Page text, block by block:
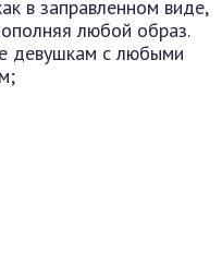
в заправленном виде,
любой образ.
девушкам с любыми